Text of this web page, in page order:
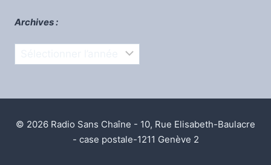
Archives :
© 2026 Radio Sans Chaîne - 10, Rue Elisabeth-Baulacre
- case postale-1211 Genève 2